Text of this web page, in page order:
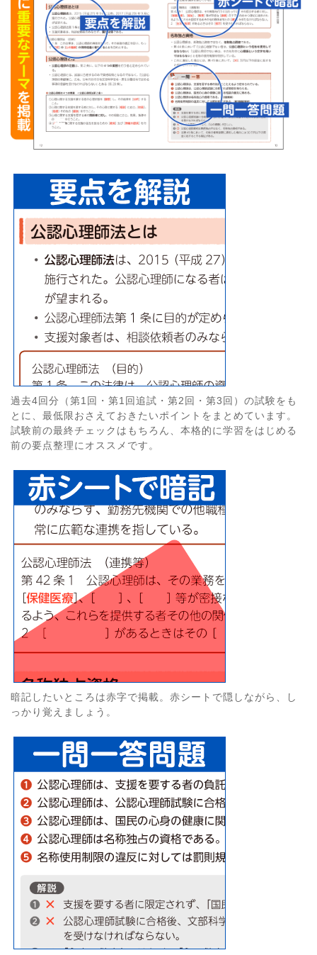
過去4回分（第1回・第1回追試・第2回・第3回）の試験をも
とに、最低限おさえておきたいポイントをまとめています。
試験前の最終チェックはもちろん、本格的に学習をはじめる
前の要点整理にオススメです。
暗記したいところは赤字で掲載。赤シートで隠しながら、し
っかり覚えましょう。